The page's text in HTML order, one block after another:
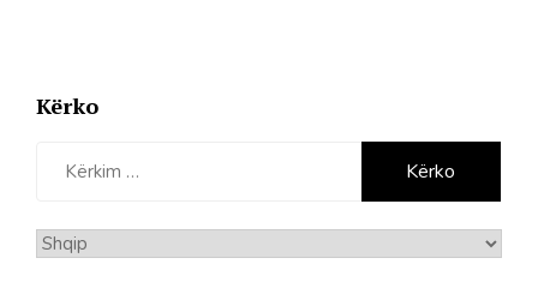
Kërko
Zgjidhni
gjuhë